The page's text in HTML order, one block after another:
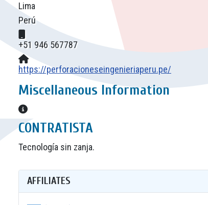
Lima
Perú
Mobile:
+51 946 567787
Website:
https://perforacioneseingenieriaperu.pe/
Miscellaneous Information
Miscellaneous Information
CONTRATISTA
Tecnología sin zanja.
AFFILIATES